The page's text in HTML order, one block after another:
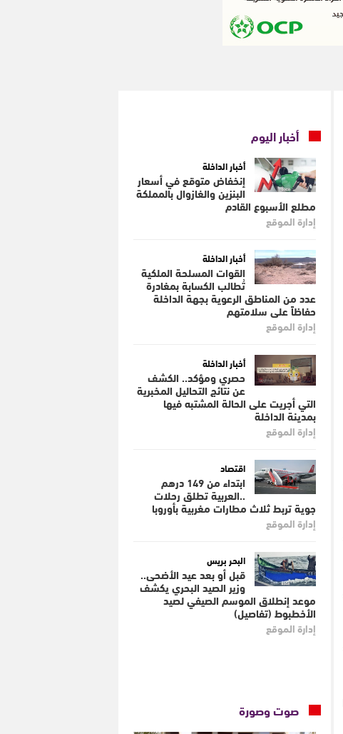
أخبار اليوم
أخبار الداخلة
إنخفاض متوقع في أسعار
البنزين والغازوال بالمملكة
مطلع الأسبوع القادم
إدارة الموقع
أخبار الداخلة
القوات المسلحة الملكية
تُطالب الكسابة بمغادرة
عدد من المناطق الرعوية بجهة الداخلة
حفاظاً على سلامتهم
إدارة الموقع
أخبار الداخلة
حصري ومؤكد.. الكشف
عن نتائج التحاليل المخبرية
التي أجريت على الحالة المشتبه فيها
بمدينة الداخلة
إدارة الموقع
اقتصاد
ابتداء من 149 درهم
..العربية تطلق رحلات
جوية تربط ثلاث مطارات مغربية بأوروبا
إدارة الموقع
البحر بريس
قبل أو بعد عيد الأضحى..
وزير الصيد البحري يكشف
موعد إنطلاق الموسم الصيفي لصيد
الأخطبوط (تفاصيل)
إدارة الموقع
صوت وصورة